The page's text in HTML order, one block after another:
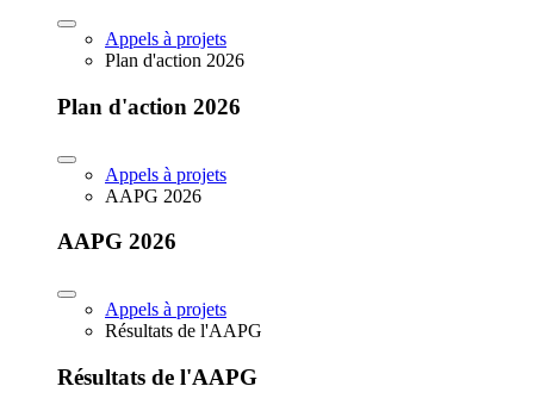
Appels à projets
Plan d'action 2026
Plan d'action 2026
Appels à projets
AAPG 2026
AAPG 2026
Appels à projets
Résultats de l'AAPG
Résultats de l'AAPG